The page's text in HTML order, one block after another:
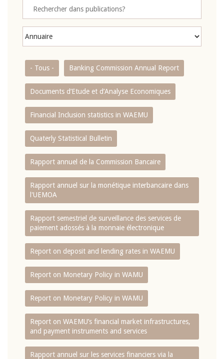
- Tous - Banking Commission Annual Report
Documents d’Etude et d’Analyse Economiques
Financial Inclusion statistics in WAEMU
Quaterly Statistical Bulletin
Rapport annuel de la Commission Bancaire
Rapport annuel sur la monétique interbancaire dans
l'UEMOA
Rapport semestriel de surveillance des services de
paiement adossés à la monnaie électronique
Report on deposit and lending rates in WAEMU
Report on Monetary Policy in WAMU
Report on Monetary Policy in WAMU
Report on WAEMU’s financial market infrastructures,
and payment instruments and services
Rapport annuel sur les services financiers via la